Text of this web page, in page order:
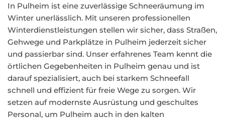
In Pulheim ist eine zuverlässige Schneeräumung im
Winter unerlässlich. Mit unseren professionellen
Winterdienstleistungen stellen wir sicher, dass Straßen,
Gehwege und Parkplätze in Pulheim jederzeit sicher
und passierbar sind. Unser erfahrenes Team kennt die
örtlichen Gegebenheiten in Pulheim genau und ist
darauf spezialisiert, auch bei starkem Schneefall
schnell und effizient für freie Wege zu sorgen. Wir
setzen auf modernste Ausrüstung und geschultes
Personal, um Pulheim auch in den kalten